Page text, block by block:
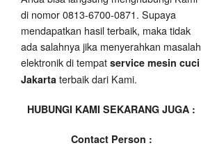
di nomor 0813-6700-0871. Supaya
mendapatkan hasil terbaik, maka tidak
ada salahnya jika menyerahkan masalah
elektronik di tempat service mesin cuci
Jakarta terbaik dari Kami.
HUBUNGI KAMI SEKARANG JUGA :
Contact Person :